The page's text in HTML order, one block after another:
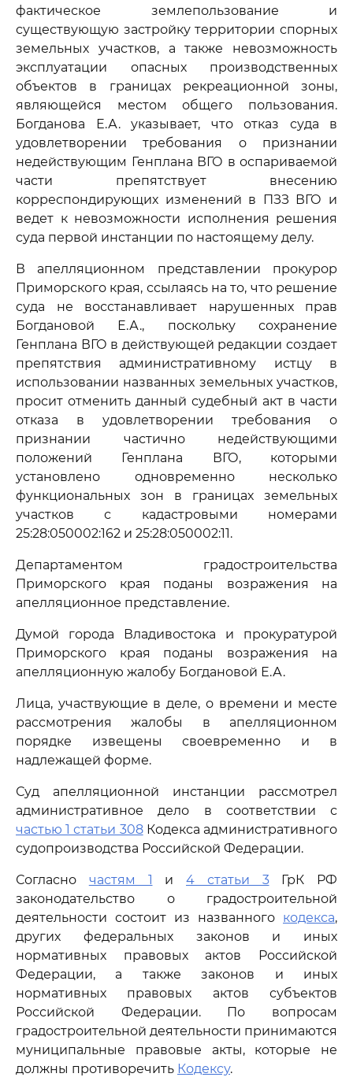
фактическое землепользование и
существующую застройку территории спорных
земельных участков, а также невозможность
эксплуатации опасных производственных
объектов в границах рекреационной зоны,
являющейся местом общего пользования.
Богданова Е.А. указывает, что отказ суда в
удовлетворении требования о признании
недействующим Генплана ВГО в оспариваемой
части препятствует внесению
корреспондирующих изменений в ПЗЗ ВГО и
ведет к невозможности исполнения решения
суда первой инстанции по настоящему делу.
В апелляционном представлении прокурор
Приморского края, ссылаясь на то, что решение
суда не восстанавливает нарушенных прав
Богдановой Е.А., поскольку сохранение
Генплана ВГО в действующей редакции создает
препятствия административному истцу в
использовании названных земельных участков,
просит отменить данный судебный акт в части
отказа в удовлетворении требования о
признании частично недействующими
положений Генплана ВГО, которыми
установлено одновременно несколько
функциональных зон в границах земельных
участков с кадастровыми номерами
25:28:050002:162 и 25:28:050002:11.
Департаментом градостроительства
Приморского края поданы возражения на
апелляционное представление.
Думой города Владивостока и прокуратурой
Приморского края поданы возражения на
апелляционную жалобу Богдановой Е.А.
Лица, участвующие в деле, о времени и месте
рассмотрения жалобы в апелляционном
порядке извещены своевременно и в
надлежащей форме.
Суд апелляционной инстанции рассмотрел
административное дело в соответствии с
частью 1 статьи 308Кодекса административного
судопроизводства Российской Федерации.
Согласно частям 1 и 4 статьи 3ГрК РФ
законодательство о градостроительной
деятельности состоит из названного кодекса,
других федеральных законов и иных
нормативных правовых актов Российской
Федерации, а также законов и иных
нормативных правовых актов субъектов
Российской Федерации. По вопросам
градостроительной деятельности принимаются
муниципальные правовые акты, которые не
должны противоречить Кодексу.